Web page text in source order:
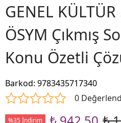
GENEL
ÖSYM Çıkmış
Konu Özetli
Barkod: 9783435717340
0
%35 İndirim